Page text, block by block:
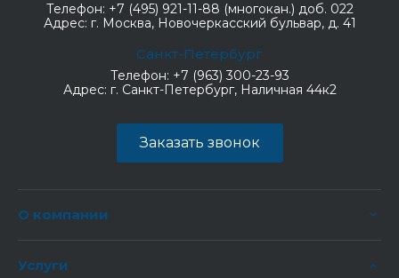
Телефон: +7 (495) 921-11-88 (многокан.) доб. 022
Адрес: г. Москва, Новочеркасский бульвар, д. 41
Санкт-Петербург
Телефон: +7 (963) 300-23-93
Адрес: г. Санкт-Петербург, Наличная 44к2
Заказать звонок
О компании
Услуги